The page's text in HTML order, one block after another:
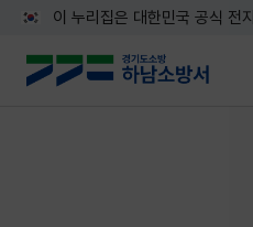
이 누리집은 대한민국 공식 전